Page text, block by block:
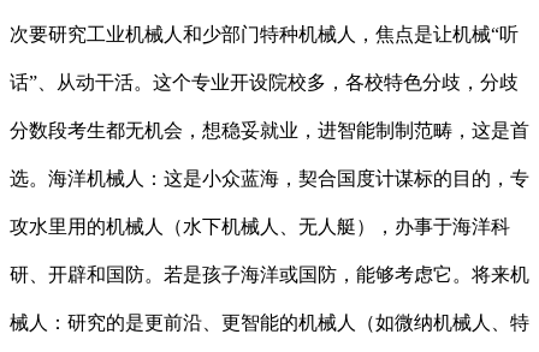
次要研究工业机械人和少部门特种机械人，焦点是让机械“听
话”、从动干活。这个专业开设院校多，各校特色分歧，分歧
分数段考生都无机会，想稳妥就业，进智能制制范畴，这是首
选。海洋机械人：这是小众蓝海，契合国度计谋标的目的，专
攻水里用的机械人（水下机械人、无人艇），办事于海洋科
研、开辟和国防。若是孩子海洋或国防，能够考虑它。将来机
械人：研究的是更前沿、更智能的机械人（如微纳机械人、特